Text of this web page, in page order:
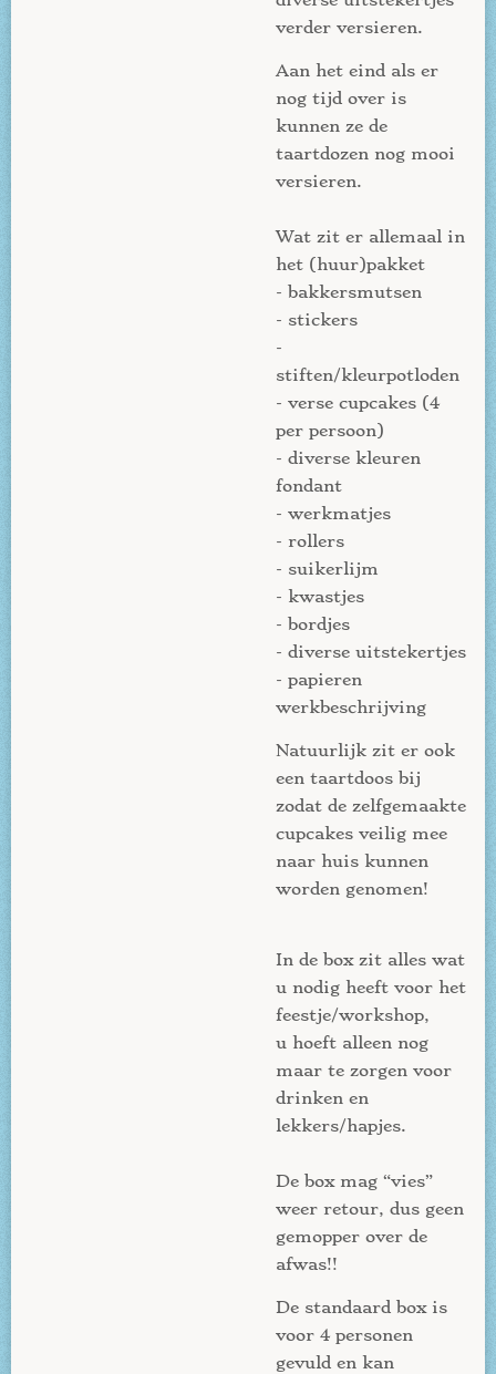
verder versieren.
Aan het eind als er
nog tijd over is
kunnen ze de
taartdozen nog mooi
versieren.
Wat zit er allemaal in
het (huur)pakket
- bakkersmutsen
- stickers
-
stiften/kleurpotloden
- verse cupcakes (4
per persoon)
- diverse kleuren
fondant
- werkmatjes
- rollers
- suikerlijm
- kwastjes
- bordjes
- diverse uitstekertjes
- papieren
werkbeschrijving
Natuurlijk zit er ook
een taartdoos bij
zodat de zelfgemaakte
cupcakes veilig mee
naar huis kunnen
worden genomen!
In de box zit alles wat
u nodig heeft voor het
feestje/workshop,
u hoeft alleen nog
maar te zorgen voor
drinken en
lekkers/hapjes.
De box mag “vies”
weer retour, dus geen
gemopper over de
afwas!!
De standaard box is
voor 4 personen
gevuld en kan